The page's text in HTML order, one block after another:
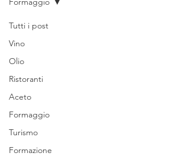
Tutti i post
Vino
Olio
Ristoranti
Aceto
Formaggio
Turismo
Formazione